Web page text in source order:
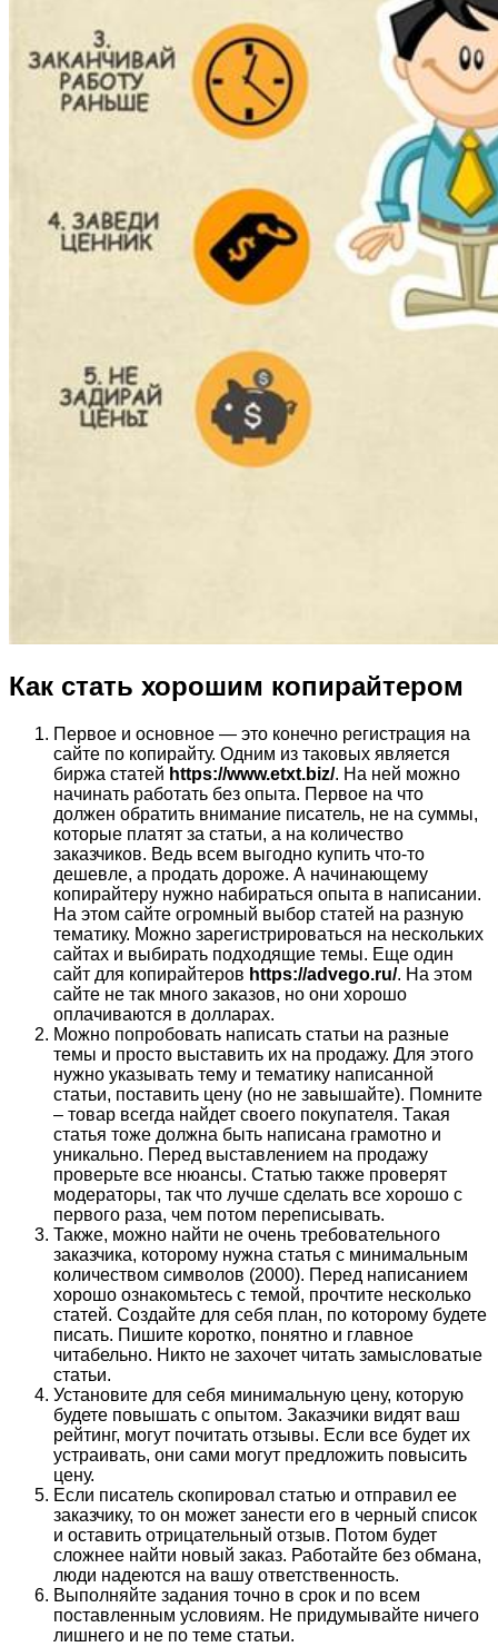
Как стать хорошим копирайтером
Первое и основное — это конечно регистрация на
сайте по копирайту. Одним из таковых является
биржа статей https://www.etxt.biz/. На ней можно
начинать работать без опыта. Первое на что
должен обратить внимание писатель, не на суммы,
которые платят за статьи, а на количество
заказчиков. Ведь всем выгодно купить что-то
дешевле, а продать дороже. А начинающему
копирайтеру нужно набираться опыта в написании.
На этом сайте огромный выбор статей на разную
тематику. Можно зарегистрироваться на нескольких
сайтах и выбирать подходящие темы. Еще один
сайт для копирайтеров https://advego.ru/. На этом
сайте не так много заказов, но они хорошо
оплачиваются в долларах.
Можно попробовать написать статьи на разные
темы и просто выставить их на продажу. Для этого
нужно указывать тему и тематику написанной
статьи, поставить цену (но не завышайте). Помните
– товар всегда найдет своего покупателя. Такая
статья тоже должна быть написана грамотно и
уникально. Перед выставлением на продажу
проверьте все нюансы. Статью также проверят
модераторы, так что лучше сделать все хорошо с
первого раза, чем потом переписывать.
Также, можно найти не очень требовательного
заказчика, которому нужна статья с минимальным
количеством символов (2000). Перед написанием
хорошо ознакомьтесь с темой, прочтите несколько
статей. Создайте для себя план, по которому будете
писать. Пишите коротко, понятно и главное
читабельно. Никто не захочет читать замысловатые
статьи.
Установите для себя минимальную цену, которую
будете повышать с опытом. Заказчики видят ваш
рейтинг, могут почитать отзывы. Если все будет их
устраивать, они сами могут предложить повысить
цену.
Если писатель скопировал статью и отправил ее
заказчику, то он может занести его в черный список
и оставить отрицательный отзыв. Потом будет
сложнее найти новый заказ. Работайте без обмана,
люди надеются на вашу ответственность.
Выполняйте задания точно в срок и по всем
поставленным условиям. Не придумывайте ничего
лишнего и не по теме статьи.